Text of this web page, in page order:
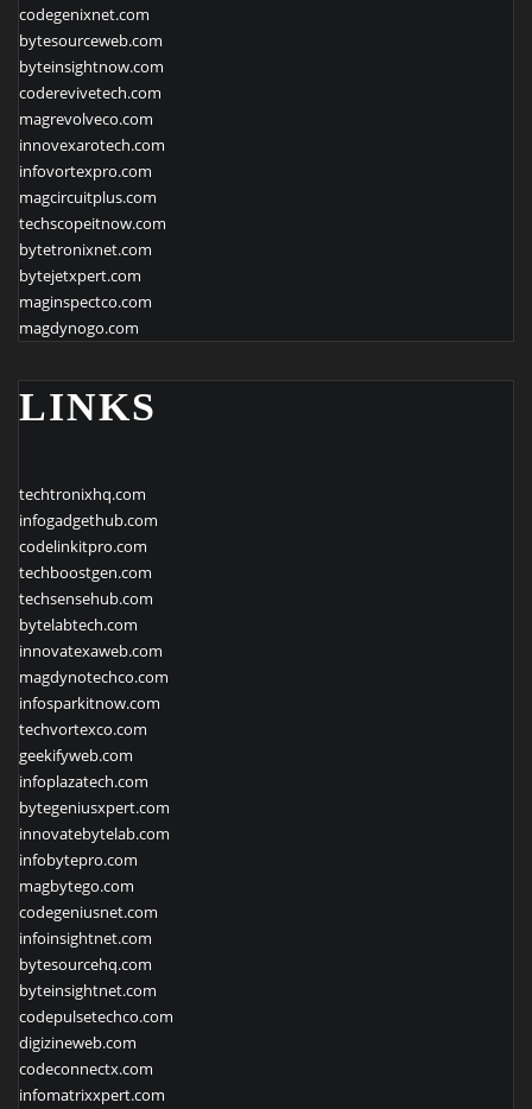
codegenixnet.com
bytesourceweb.com
byteinsightnow.com
coderevivetech.com
magrevolveco.com
innovexarotech.com
infovortexpro.com
magcircuitplus.com
techscopeitnow.com
bytetronixnet.com
bytejetxpert.com
maginspectco.com
magdynogo.com
LINKS
techtronixhq.com
infogadgethub.com
codelinkitpro.com
techboostgen.com
techsensehub.com
bytelabtech.com
innovatexaweb.com
magdynotechco.com
infosparkitnow.com
techvortexco.com
geekifyweb.com
infoplazatech.com
bytegeniusxpert.com
innovatebytelab.com
infobytepro.com
magbytego.com
codegeniusnet.com
infoinsightnet.com
bytesourcehq.com
byteinsightnet.com
codepulsetechco.com
digizineweb.com
codeconnectx.com
infomatrixxpert.com